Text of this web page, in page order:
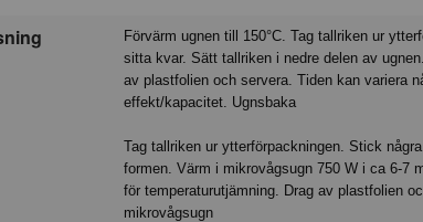
Förvärm ugnen till 150°C. Tag tallriken ur
sitta kvar. Sätt tallriken i nedre delen av
av plastfolien och servera. Tiden kan variera
effekt/kapacitet. Ugnsbaka
Tag tallriken ur ytterförpackningen. Stick
formen. Värm i mikrovågsugn 750 W i ca 6-7
för temperaturutjämning. Drag av plastfolien
mikrovågsugn